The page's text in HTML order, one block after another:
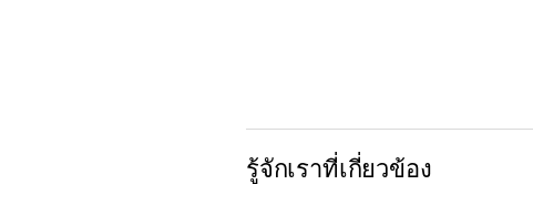
รู้จักเราที่เกี่ยวข้อง